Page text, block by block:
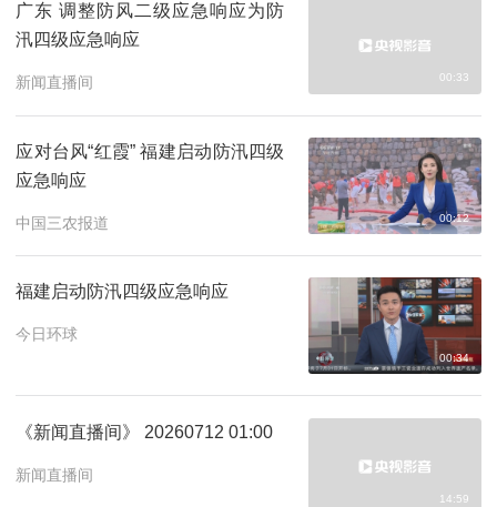
广东 调整防风二级应急响应为防
汛四级应急响应
新闻直播间 00:33
应对台风“红霞” 福建启动防汛四级
应急响应
中国三农报道 00:12
福建启动防汛四级应急响应
今日环球
00:34
《新闻直播间》 20260712 01:00
新闻直播间
14:59